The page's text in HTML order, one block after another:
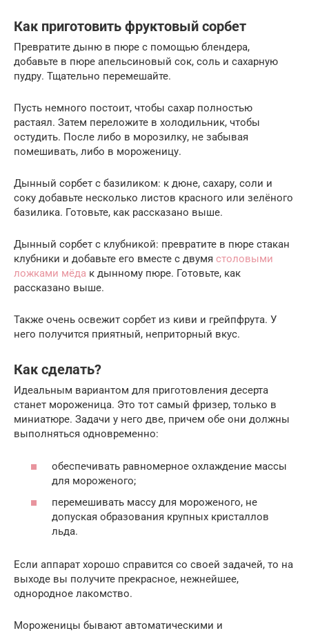
Как приготовить фруктовый сорбет
Превратите дыню в пюре с помощью блендера,
добавьте в пюре апельсиновый сок, соль и сахарную
пудру. Тщательно перемешайте.
Пусть немного постоит, чтобы сахар полностью
растаял. Затем переложите в холодильник, чтобы
остудить. После либо в морозилку, не забывая
помешивать, либо в мороженицу.
Дынный сорбет с базиликом: к дюне, сахару, соли и
соку добавьте несколько листов красного или зелёного
базилика. Готовьте, как рассказано выше.
Дынный сорбет с клубникой: превратите в пюре стакан
клубники и добавьте его вместе с двумя столовыми
ложками мёда к дынному пюре. Готовьте, как
рассказано выше.
Также очень освежит сорбет из киви и грейпфрута. У
него получится приятный, неприторный вкус.
Как сделать?
Идеальным вариантом для приготовления десерта
станет мороженица. Это тот самый фризер, только в
миниатюре. Задачи у него две, причем обе они должны
выполняться одновременно:
обеспечивать равномерное охлаждение массы
для мороженого;
перемешивать массу для мороженого, не
допуская образования крупных кристаллов
льда.
Если аппарат хорошо справится со своей задачей, то на
выходе вы получите прекрасное, нежнейшее,
однородное лакомство.
Мороженицы бывают автоматическими и